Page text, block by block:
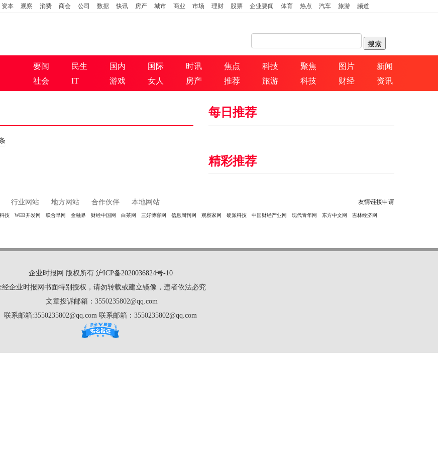
资本 观察 消费 商会 公司 数据 快讯 房产 城市 商业 市场 理财 股票 企业要闻 体育 热点 汽车 旅游 频道
要闻 民生 国内 国际 时讯 焦点 科技 聚焦 图片
新闻
社会
IT 游戏 女人 房产 推荐 旅游 科技 财经 资讯
每日推荐
精彩推荐
友情链接申请
行业网站 地方网站 合作伙伴 本地网站
技 WEB开发网 联合早网 金融界 财经中国网 白茶网 三好博客网 信息周刊网 观察家网 硬派科技 中国财经产业网 现代青年网 东方中文网
吉林经济网
企业时报网 版权所有 沪ICP备2020036824号-10
经企业时报网书面特别授权，请勿转载或建立镜像，违者依法必究
文章投诉邮箱：3550235802@qq.com
联系邮箱:3550235802@qq.com 联系邮箱：3550235802@qq.com